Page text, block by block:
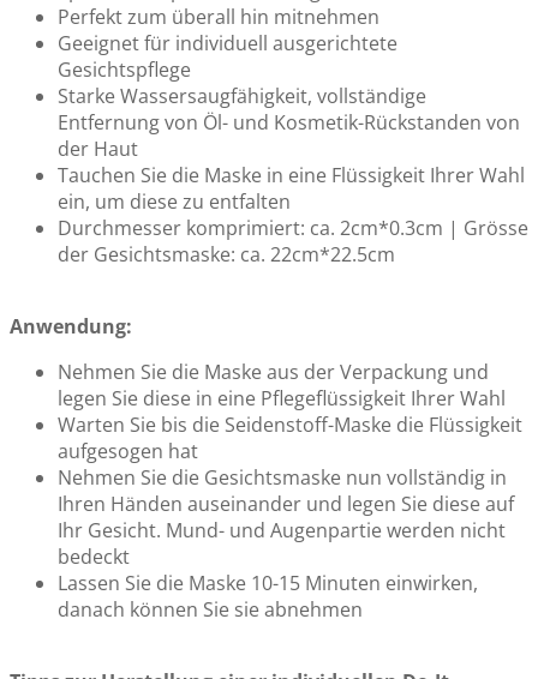
Perfekt zum überall hin mitnehmen
Geeignet für individuell ausgerichtete
Gesichtspflege
Starke Wassersaugfähigkeit, vollständige
Entfernung von Öl- und Kosmetik-Rückstanden von
der Haut
Tauchen Sie die Maske in eine Flüssigkeit Ihrer Wahl
ein, um diese zu entfalten
Durchmesser komprimiert: ca. 2cm*0.3cm | Grösse
der Gesichtsmaske: ca. 22cm*22.5cm
Anwendung:
Nehmen Sie die Maske aus der Verpackung und
legen Sie diese in eine Pflegeflüssigkeit Ihrer Wahl
Warten Sie bis die Seidenstoff-Maske die Flüssigkeit
aufgesogen hat
Nehmen Sie die Gesichtsmaske nun vollständig in
Ihren Händen auseinander und legen Sie diese auf
Ihr Gesicht. Mund- und Augenpartie werden nicht
bedeckt
Lassen Sie die Maske 10-15 Minuten einwirken,
danach können Sie sie abnehmen